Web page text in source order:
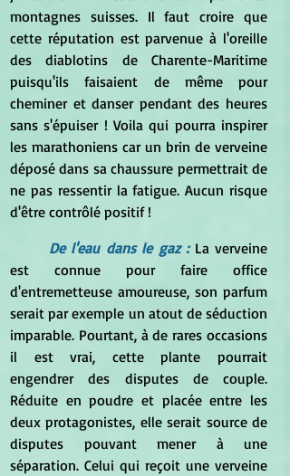
montagnes suisses. Il faut croire que
cette réputation est parvenue à l'oreille
des diablotins de Charente-Maritime
puisqu'ils faisaient de même pour
cheminer et danser pendant des heures
sans s'épuiser ! Voila qui pourra inspirer
les marathoniens car un brin de verveine
déposé dans sa chaussure permettrait de
ne pas ressentir la fatigue. Aucun risque
d'être contrôlé positif !
De l'eau dans le gaz : La verveine
est connue pour faire office
d'entremetteuse amoureuse, son parfum
serait par exemple un atout de séduction
imparable. Pourtant, à de rares occasions
il est vrai, cette plante pourrait
engendrer des disputes de couple.
Réduite en poudre et placée entre les
deux protagonistes, elle serait source de
disputes pouvant mener à une
séparation. Celui qui reçoit une verveine